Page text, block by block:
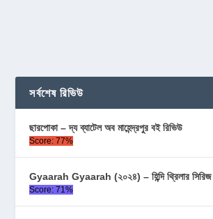
সর্বশেষ রিভিউ
ছারপোকা – দ্য ব্যাটেল অব মাহেন্দ্রপুর বই রিভিউ
Score: 77%
Gyaarah Gyaarah (২০২৪) – হিন্দি থ্রিলার সিরিজ
Score: 71%